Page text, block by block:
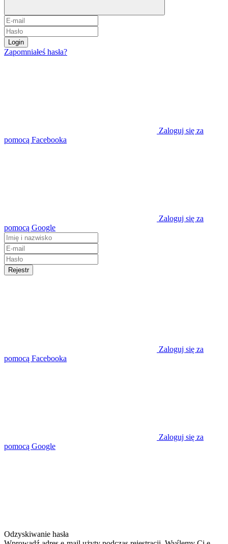
Login
Zapomniałeś hasła?
Zaloguj się za
pomocą Facebooka
Zaloguj się za
pomocą Google
Rejestr
Zaloguj się za
pomocą Facebooka
Zaloguj się za
pomocą Google
Odzyskiwanie hasła